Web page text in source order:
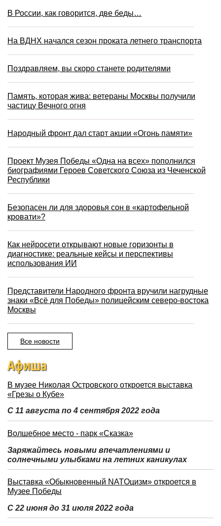
В России, как говорится, две беды…
На ВДНХ начался сезон проката летнего транспорта
Поздравляем, вы скоро станете родителями
Память, которая жива: ветераны Москвы получили
частицу Вечного огня
Народный фронт дал старт акции «Огонь памяти»
Проект Музея Победы «Одна на всех» пополнился
биографиями Героев Советского Союза из Чеченской
Республики
Безопасен ли для здоровья сон в «картофельной
кровати»?
Как нейросети открывают новые горизонты в
диагностике: реальные кейсы и перспективы
использования ИИ
Представители Народного фронта вручили нагрудные
знаки «Всё для Победы» полицейским северо-востока
Москвы
Все новости
Афиша
В музее Николая Островского откроется выставка
«Грезы о Кубе»
С 11 августа по 4 сентября 2022 года
Волшебное место - парк «Сказка»
Заряжайтесь новыми впечатлениями и
солнечными улыбками на летних каникулах
Выставка «Обыкновенный NATOцизм» откроется в
Музее Победы
С 22 июня до 31 июля 2022 года